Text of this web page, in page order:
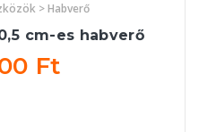
> Habverő
cm-es habverő
Ft